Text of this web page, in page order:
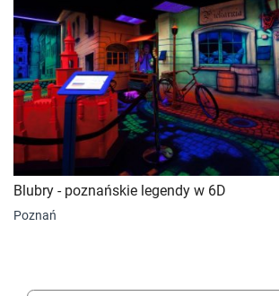
Blubry - poznańskie legendy w 6D
Poznań